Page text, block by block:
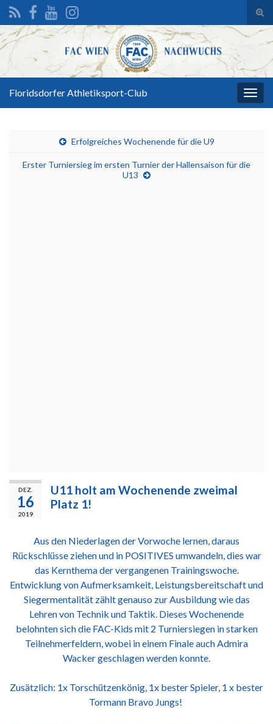
Search for:
Floridsdorfer Athletiksport-Club
Erfolgreiches Wochenende für die U9
Erster Turniersieg im ersten Turnier der Hallensaison für die
U13
DEZ.
16
2019
U11 holt am Wochenende zweimal
Platz 1!
Aus den Niederlagen der Vorwoche lernen, daraus
Rückschlüsse ziehen und in POSITIVES umwandeln, dies war
das Kernthema der vergangenen Trainingswoche.
Entwicklung von Aufmerksamkeit, Leistungsbereitschaft und
Siegermentalität zählt genauso zur Ausbildung wie das
Lehren von Technik und Taktik. Dieses Wochenende
belohnten sich die FAC-Kids mit 2 Turniersiegen in starken
Teilnehmerfeldern, wobei in einem Finale auch Admira
Wacker geschlagen werden konnte.
Zusätzlich: 1x Torschützenkönig, 1x bester Spieler, 1 x bester
Tormann Bravo Jungs!